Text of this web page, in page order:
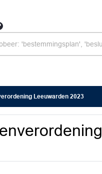
Leeuwarden 2023